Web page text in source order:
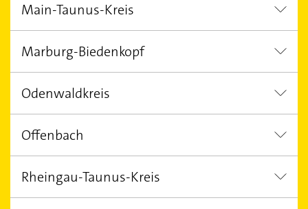
Hanau Maintal Biebergemünd
Main-Taunus-Kreis
Kelkheim (Taunus) Hofheim am Taunus
Marburg-Biedenkopf
Stadtallendorf
Odenwaldkreis
Brensbach
Offenbach
Dreieich Rödermark
Rheingau-Taunus-Kreis